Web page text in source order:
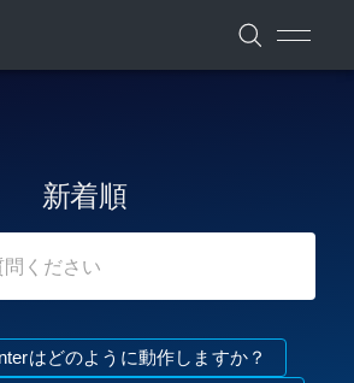
新着順
い
はどのように動作しますか？